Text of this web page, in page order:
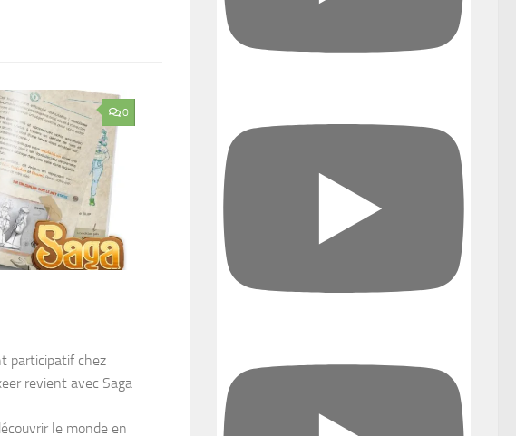
participatif chez
revient avec Saga
le monde en
une initiation au jeu
!